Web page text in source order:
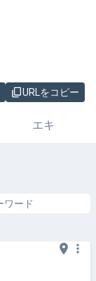
URLをコピー
エキ